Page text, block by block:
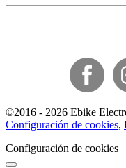
©2016 - 2026 Ebike
Configuración de cookies,
Configuración de cookies